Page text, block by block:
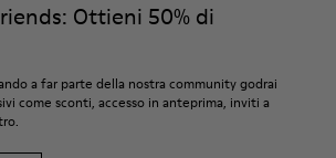
Ottieni 50% di
a far parte della nostra community godrai
come sconti, accesso in anteprima, inviti a